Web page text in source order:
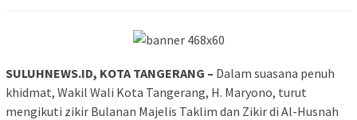
SULUHNEWS.ID, KOTA TANGERANG – Dalam suasana penuh
khidmat, Wakil Wali Kota Tangerang, H. Maryono, turut
mengikuti zikir Bulanan Majelis Taklim dan Zikir di Al-Husnah